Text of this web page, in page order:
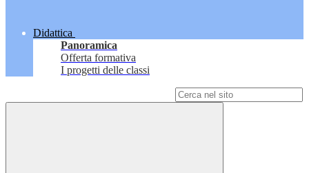
Didattica
Panoramica
Offerta formativa
I progetti delle classi